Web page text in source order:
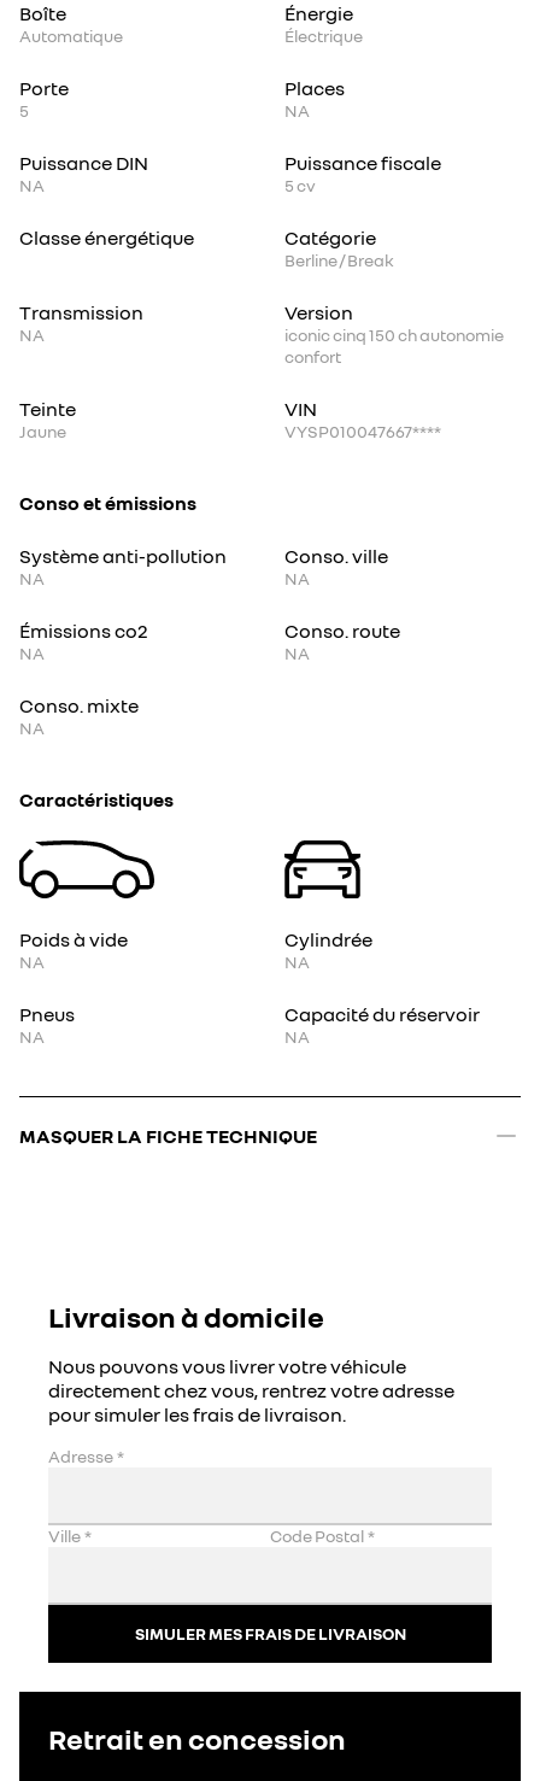
MASQUER LA FICHE TECHNIQUE
Boîte
Automatique
Énergie
Électrique
Porte
5
Places
NA
Puissance DIN
NA
Puissance fiscale
5cv
Classe énergétique Catégorie
Berline / Break
Transmission
NA
Version
iconic cinq 150 ch autonomie
confort
Teinte
Jaune
VIN
VYSP010047667****
Conso et émissions
Système anti-pollution
NA
Conso. ville
NA
Émissions co2
NA
Conso. route
NA
Conso. mixte
NA
Caractéristiques
Poids à vide
NA
Cylindrée
NA
Pneus
NA
Capacité du réservoir
NA
Livraison à domicile
Nous pouvons vous livrer votre véhicule
directement chez vous, rentrez votre adresse
pour simuler les frais de livraison.
Adresse*
Ville* Code Postal*
SIMULER MES FRAIS DE LIVRAISON
Retrait en concession